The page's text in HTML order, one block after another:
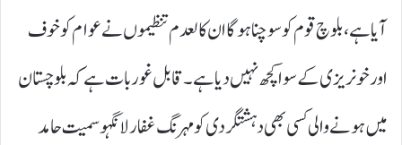
آیا ہے، بلوچ قوم کو سوچنا ہوگا ان کالعدم تنظیموں نے عوام کو خوف
اور خونریزی کے سوا کچھ نہیں دیا ہے۔قابل غور بات ہے کہ بلوچستان
میں ہونے والی کسی بھی دہشتگردی کو مہرنگ غفار لانگہو سمیت حامد